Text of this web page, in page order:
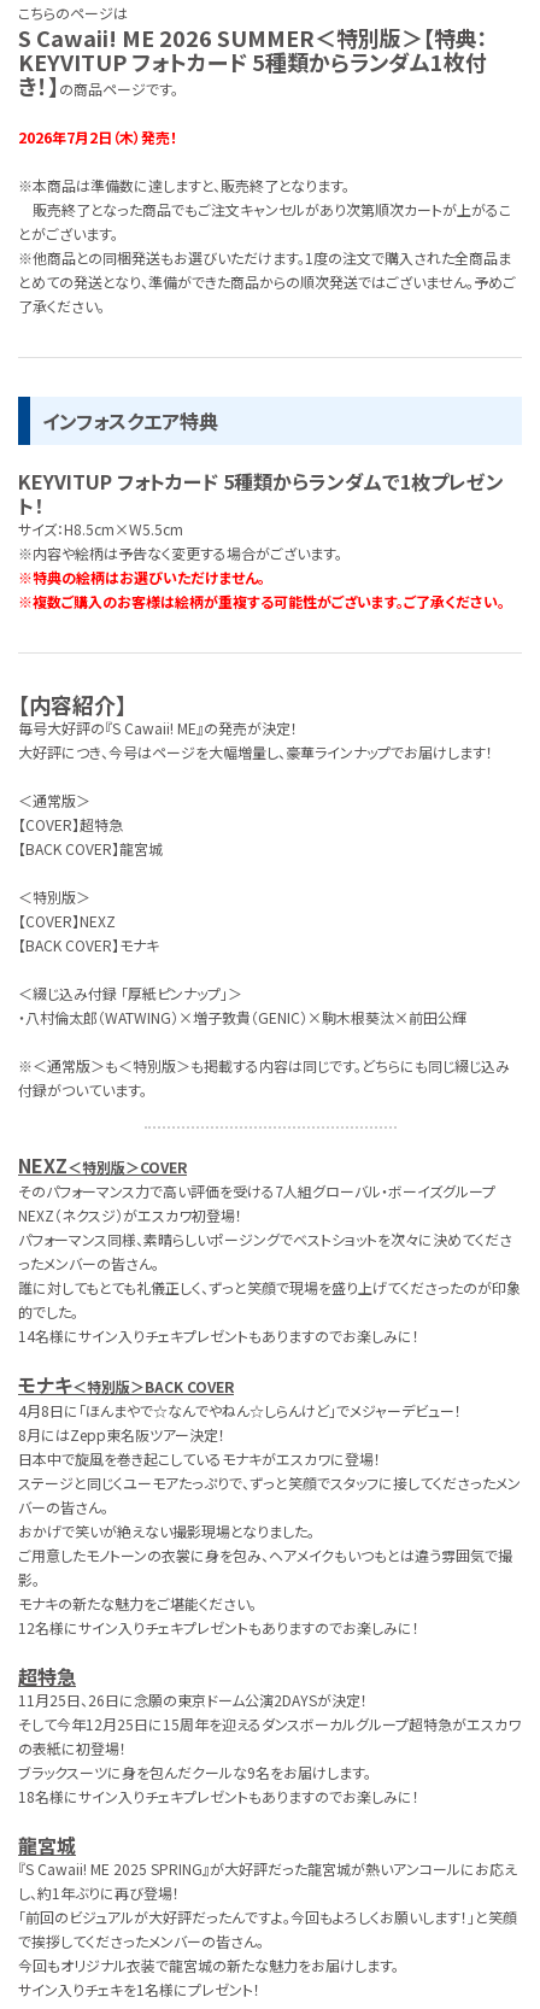
こちらのページは
S Cawaii! ME 2026 SUMMER＜特別版＞【特典：
KEYVITUP フォトカード 5種類からランダム1枚付
き！】 の商品ページです。
2026年7月2日（木）発売！
※本商品は準備数に達しますと、販売終了となります。
販売終了となった商品でもご注文キャンセルがあり次第順次カートが上がるこ
とがございます。
※他商品との同梱発送もお選びいただけます。1度の注文で購入された全商品ま
とめての発送となり、準備ができた商品からの順次発送ではございません。予めご
了承ください。
インフォスクエア特典
KEYVITUP フォトカード 5種類からランダムで1枚プレゼン
ト！
サイズ：H8.5cm×W5.5cm
※内容や絵柄は予告なく変更する場合がございます。
※特典の絵柄はお選びいただけません。
※複数ご購入のお客様は絵柄が重複する可能性がございます。ご了承ください。
【内容紹介】
毎号大好評の『S Cawaii! ME』の発売が決定！
大好評につき、今号はページを大幅増量し、豪華ラインナップでお届けします！
＜通常版＞
【COVER】超特急
【BACK COVER】龍宮城
＜特別版＞
【COVER】NEXZ
【BACK COVER】モナキ
＜綴じ込み付録 「厚紙ピンナップ」＞
・八村倫太郎（WATWING）×増子敦貴（GENIC）×駒木根葵汰×前⽥公輝
※＜通常版＞も＜特別版＞も掲載する内容は同じです。どちらにも同じ綴じ込み
付録がついています。
NEXZ＜特別版＞COVER
そのパフォーマンス力で高い評価を受ける7人組グローバル・ボーイズグループ
NEXZ（ネクスジ）がエスカワ初登場！
パフォーマンス同様、素晴らしいポージングでベストショットを次々に決めてくださ
ったメンバーの皆さん。
誰に対してもとても礼儀正しく、ずっと笑顔で現場を盛り上げてくださったのが印象
的でした。
14名様にサイン入りチェキプレゼントもありますのでお楽しみに！
モナキ＜特別版＞BACK COVER
4月8日に「ほんまやで☆なんでやねん☆しらんけど」でメジャーデビュー！
8月にはZepp東名阪ツアー決定！
日本中で旋風を巻き起こしているモナキがエスカワに登場！
ステージと同じくユーモアたっぷりで、ずっと笑顔でスタッフに接してくださったメン
バーの皆さん。
おかげで笑いが絶えない撮影現場となりました。
ご用意したモノトーンの衣裳に身を包み、ヘアメイクもいつもとは違う雰囲気で撮
影。
モナキの新たな魅力をご堪能ください。
12名様にサイン入りチェキプレゼントもありますのでお楽しみに！
超特急
11月25日、26日に念願の東京ドーム公演2DAYSが決定！
そして今年12月25日に15周年を迎えるダンスボーカルグループ超特急がエスカワ
の表紙に初登場！
ブラックスーツに身を包んだクールな9名をお届けします。
18名様にサイン入りチェキプレゼントもありますのでお楽しみに！
龍宮城
『S Cawaii! ME 2025 SPRING』が大好評だった龍宮城が熱いアンコールにお応え
し、約1年ぶりに再び登場！
「前回のビジュアルが大好評だったんですよ。今回もよろしくお願いします！」と笑顔
で挨拶してくださったメンバーの皆さん。
今回もオリジナル衣装で龍宮城の新たな魅力をお届けします。
サイン入りチェキを1名様にプレゼント！